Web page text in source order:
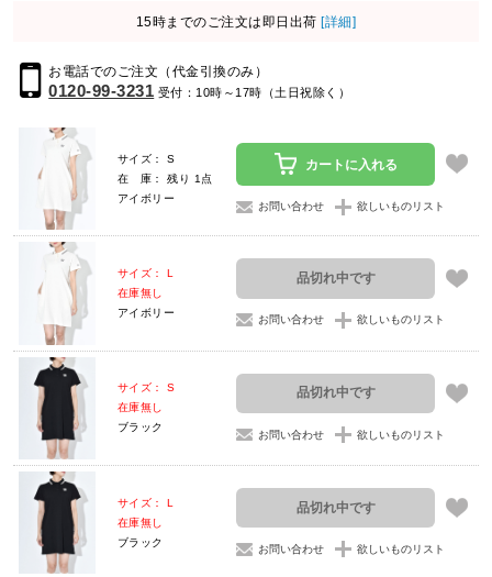
15時までのご注文は即日出荷 [詳細]
お電話でのご注文（代金引換のみ）
0120-99-3231 受付：10時～17時（土日祝除く）
サイズ： S
在 庫： 残り 1点
アイボリー
カートに入れる
お問い合わせ 欲しいものリスト
サイズ： L
在庫無し
アイボリー
品切れ中です
お問い合わせ 欲しいものリスト
サイズ： S
在庫無し
ブラック
品切れ中です
お問い合わせ 欲しいものリスト
サイズ： L
在庫無し
ブラック
品切れ中です
お問い合わせ 欲しいものリスト